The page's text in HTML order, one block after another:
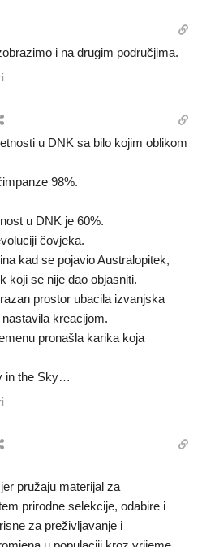
i na drugim područjima.
u DNK sa bilo kojim oblikom
98%.
u DNK je 60%.
čovjeka.
kad se pojavio Australopitek,
koji se nije dao objasniti.
prostor ubacila izvanjska
kreacijom.
pronašla karika koja
in the Sky…
pružaju materijal za
prirodne selekcije, odabire i
za preživljavanje i